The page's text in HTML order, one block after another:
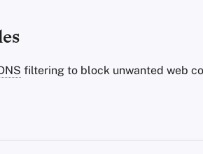
filtering to block unwanted web